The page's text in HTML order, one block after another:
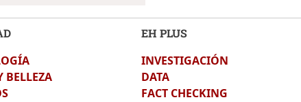
BELLEZA
EH PLUS
INVESTIGACIÓN
DATA
FACT CHECKING